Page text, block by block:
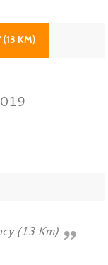
(13 KM)
(13 Km)